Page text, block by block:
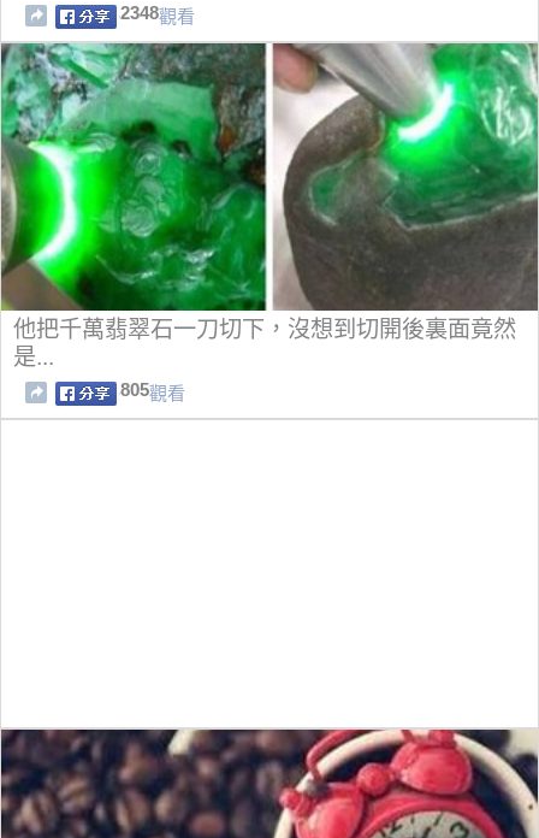
2348觀看
他把千萬翡翠石一刀切下，沒想到切開後裏面竟然
是...
805觀看